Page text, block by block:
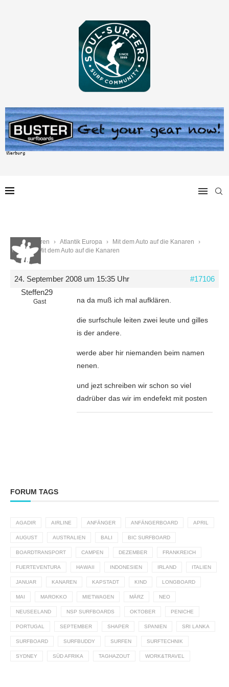
Start › Foren › Atlantik Europa › Mit dem Auto auf die Kanaren
›
Reply To: Mit dem Auto auf die Kanaren
24. September 2008 um 15:35 Uhr
#17106
Steffen29
Gast na da muß ich mal aufklären.
die surfschule leiten zwei leute und gilles
is der andere.
werde aber hir niemanden beim namen
nenen.
und jezt schreiben wir schon so viel
dadrüber das wir im endefekt mit posten
FORUM TAGS
AGADIR AIRLINE ANFÄNGER ANFÄNGERBOARD APRIL
AUGUST AUSTRALIEN BALI BIC SURFBOARD
BOARDTRANSPORT CAMPEN DEZEMBER FRANKREICH
FUERTEVENTURA HAWAII INDONESIEN IRLAND ITALIEN
JANUAR KANAREN KAPSTADT KIND LONGBOARD
MAI MAROKKO MIETWAGEN MÄRZ NEO
NEUSEELAND NSP SURFBOARDS OKTOBER PENICHE
PORTUGAL SEPTEMBER SHAPER SPANIEN SRI LANKA
SURFBOARD SURFBUDDY SURFEN SURFTECHNIK
SYDNEY SÜD AFRIKA TAGHAZOUT WORK&TRAVEL